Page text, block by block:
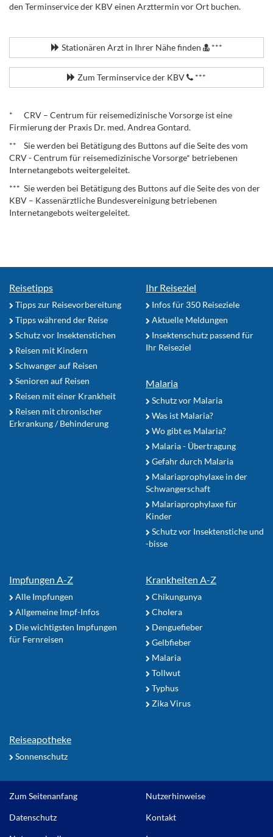
den Terminservice der KBV einen Arzttermin vor Ort buchen.
Stationären Arzt in Ihrer Nähe finden ***
Zum Terminservice der KBV ***
* CRV – Centrum für reisemedizinische Vorsorge ist eine
Firmierung der Praxis Dr. med. Andrea Gontard.
** Sie werden bei Betätigung des Buttons auf die Seite des vom
CRV - Centrum für reisemedizinische Vorsorge* betriebenen
Internetangebots weitergeleitet.
*** Sie werden bei Betätigung des Buttons auf die Seite des von der
KBV – Kassenärztliche Bundesvereinigung betriebenen
Internetangebots weitergeleitet.
Reisetipps
Tipps zur Reisevorbereitung
Tipps während der Reise
Schutz vor Insektenstichen
Reisen mit Kindern
Schwanger auf Reisen
Senioren auf Reisen
Reisen mit einer Krankheit
Reisen mit chronischer
Erkrankung / Behinderung
Ihr Reiseziel
Infos für 350 Reiseziele
Aktuelle Meldungen
Insektenschutz passend für
Ihr Reiseziel
Malaria
Schutz vor Malaria
Was ist Malaria?
Wo gibt es Malaria?
Malaria - Übertragung
Gefahr durch Malaria
Malariaprophylaxe in der
Schwangerschaft
Malariaprophylaxe für
Kinder
Schutz vor Insektenstiche und
-bisse
Impfungen A-Z
Alle Impfungen
Allgemeine Impf-Infos
Die wichtigsten Impfungen
für Fernreisen
Krankheiten A-Z
Chikungunya
Cholera
Denguefieber
Gelbfieber
Malaria
Tollwut
Typhus
Zika Virus
Reiseapotheke
Sonnenschutz
Zum Seitenanfang Nutzerhinweise
Datenschutz Kontakt